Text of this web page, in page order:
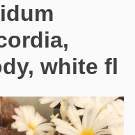
white fl